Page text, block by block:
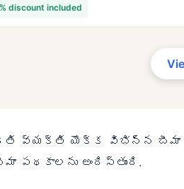
discount included
వ్యక్తి యొక్క విభిన్న బీమా
పథకాలను అందిస్తుంది.
*₹434/నెల 1 కోటి టర్మ్ లైఫ్
లైఫ్ ఇన్సూరెన్స్‌కు ప్రారంభ ధర —
ప్రారంభ ధర — పొగాకు తాగని, ముందే